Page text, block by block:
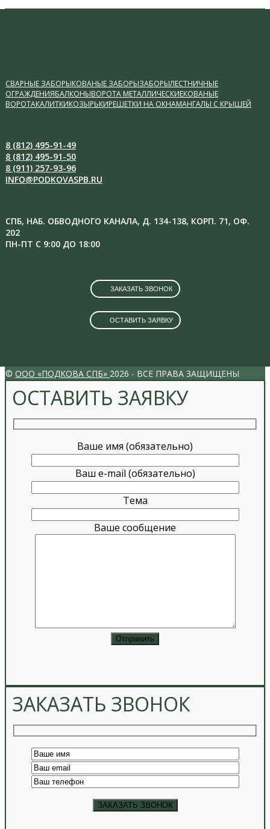
СВАРНЫЕ ЗАБОРЫКОВАНЫЕ ЗАБОРЫЗАБОРЫЛЕСТНИЧНЫЕ
ОГРАЖДЕНИЯБАЛКОНЫВОРОТА МЕТАЛЛИЧЕСКИЕКОВАНЫЕ
ВОРОТАКАЛИТКИКОЗЫРЬКИРЕШЕТКИ НА ОКНАМАНГАЛЫ С КРЫШЕЙ
8 (812) 495-91-49
8 (812) 495-91-50
8 (911) 257-93-96
INFO@PODKOVASPB.RU
СПБ, НАБ. ОБВОДНОГО КАНАЛА, Д. 134-138, КОРП. 71, ОФ.
202
ПН-ПТ С 9:00 ДО 18:00
ЗАКАЗАТЬ ЗВОНОК
ОСТАВИТЬ ЗАЯВКУ
© ООО «ПОДКОВА СПБ» 2026 - ВСЕ ПРАВА ЗАЩИЩЕНЫ
ОСТАВИТЬ ЗАЯВКУ
Ваше имя (обязательно)
Ваш e-mail (обязательно)
Тема
Ваше сообщение
ЗАКАЗАТЬ ЗВОНОК